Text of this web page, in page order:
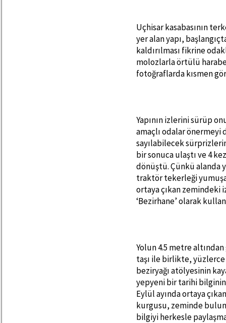
Uçhisar kasabasının
yer alan yapı,
kaldırılması fikrine
molozlarla örtülü harabe
fotoğraflarda kısmen
Yapının izlerini sürüp
amaçlı odalar önermeyi
sayılabilecek
bir sonuca ulaştı ve 4
dönüştü. Çünkü alanda
traktör tekerleği
ortaya çıkan zemindeki
‘Bezirhane’ olarak
Yolun 4.5 metre
taşı ile birlikte, yüzlerce
beziryağı atölyesinin
yepyeni bir tarihi bilginin
Eylül ayında ortaya
kurgusu, zeminde
bilgiyi herkesle